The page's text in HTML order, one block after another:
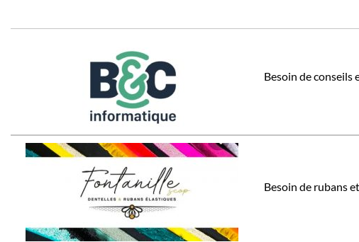
Besoin de conseils
Besoin de rubans